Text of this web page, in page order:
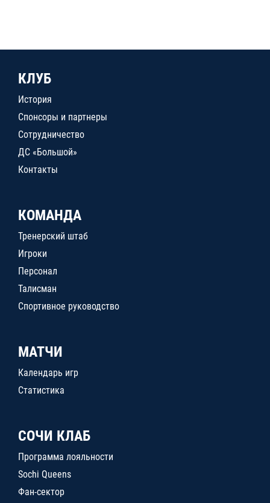
КЛУБ
История
Спонсоры и партнеры
Сотрудничество
ДС «Большой»
Контакты
КОМАНДА
Тренерский штаб
Игроки
Персонал
Талисман
Спортивное руководство
МАТЧИ
Календарь игр
Статистика
СОЧИ КЛАБ
Программа лояльности
Sochi Queens
Фан-сектор